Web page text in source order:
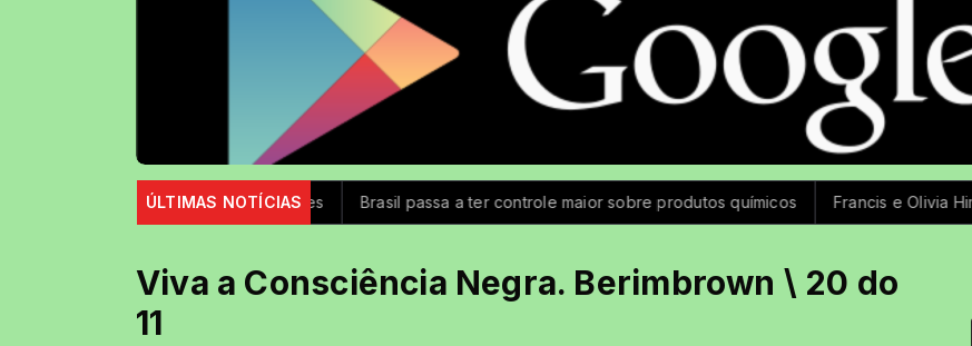
ÚLTIMAS NOTÍCIAS
Coffee Rock Uai Iron Ladies Brasil passa a ter controle maior sobre produtos químicos Francis e Olivia Hime
Viva a Consciência Negra. Berimbrown \ 20 do
11